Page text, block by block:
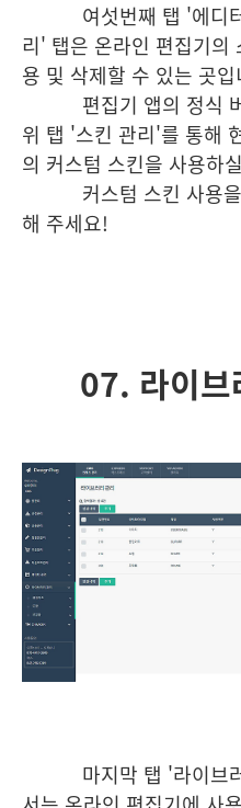
여섯번째 탭 '에디터
리' 탭은 온라인 편집기의
용 및 삭제할 수 있는 곳
편집기 앱의 정식 버
위 탭 '스킨 관리'를 통해
의 커스텀 스킨을 사용하
커스텀 스킨 사용
해 주세요!
07. 라이브
마지막 탭 '라이브러